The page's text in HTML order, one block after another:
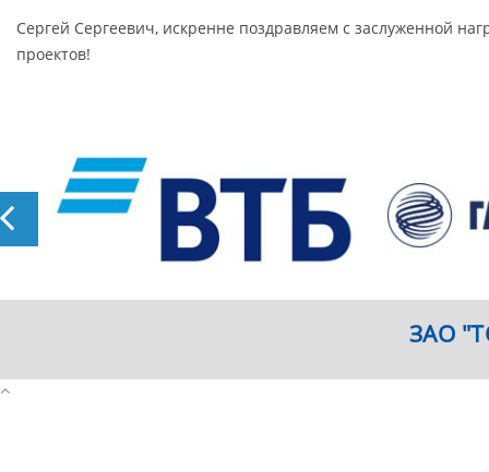
Сергей Сергеевич, искренне поздравляем с заслуженной
проектов!
ЗАО